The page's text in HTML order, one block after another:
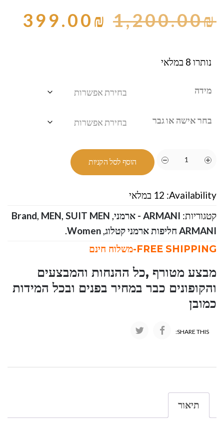
1,200.00₪
399.00₪
נותרו 8 במלאי
מידה
בחר אישה או גבר
הוסף לסל הקניות
Availability: 12 במלאי
קטגוריות: ARMANI - ארמני ,
Brand, MEN, SUIT MEN
ARMANI חליפות ארמני קטלוג
,
Women
.
FREE SHIPPING-משלוח חינם
מבצע מטורף ,כל ההנחות והמבצעים
והקופונים כבר במחיר בפנים ובכל המידות
כמובן
SHARE THIS:
תיאור